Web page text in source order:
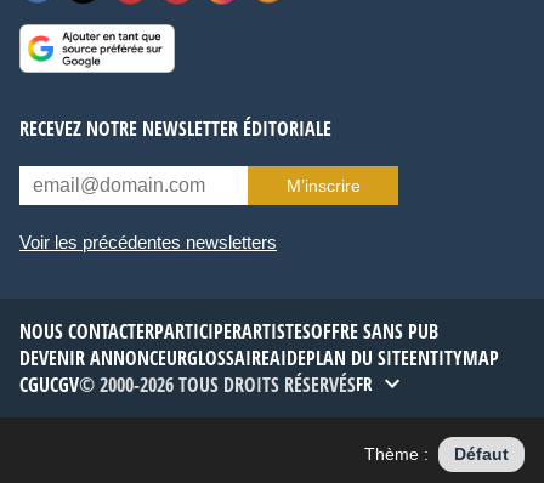
RECEVEZ NOTRE NEWSLETTER ÉDITORIALE
M’inscrire
Voir les précédentes newsletters
NOUS CONTACTERPARTICIPERARTISTESOFFRE SANS PUB
DEVENIR ANNONCEURGLOSSAIREAIDEPLAN DU SITEENTITYMAP
CGUCGV© 2000-2026 TOUS DROITS RÉSERVÉSFR
Thème : Défaut